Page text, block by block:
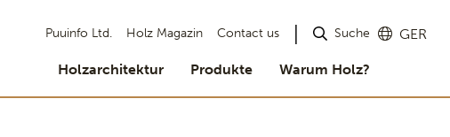
Puuinfo Ltd. Holz Magazin Contact us Suche GER
Holzarchitektur Produkte Warum Holz?